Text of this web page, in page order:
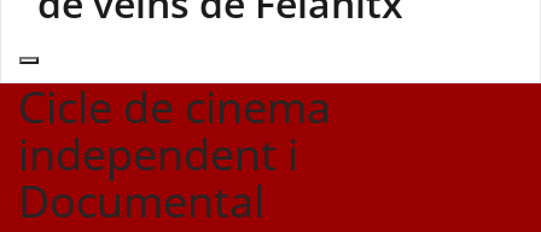
Cicle de cinema
independent i
Documental